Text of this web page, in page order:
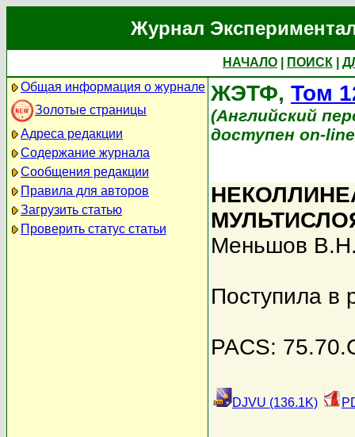
Журнал
НАЧАЛО ПОИСК
Общая информация о журнале
Золотые страницы
Адреса редакции
Содержание журнала
Сообщения редакции
Правила для авторов
Загрузить статью
Проверить статус статьи
ЖЭТФ, Том
(Английский
доступен on-
Меньшов
Поступила в
PACS:
DJVU (136.1K)